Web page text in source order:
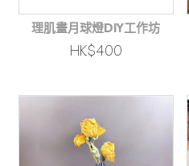
理肌畫月球燈DIY工作坊
HK$400